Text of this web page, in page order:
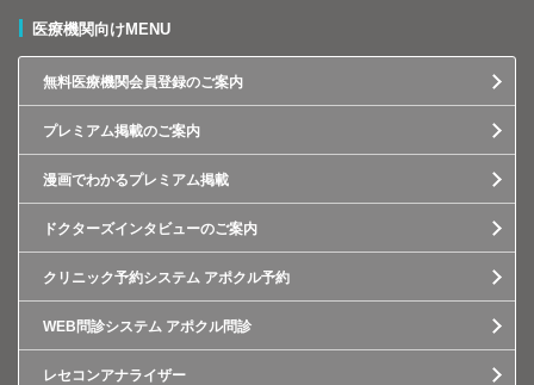
医療機関向けMENU
無料医療機関会員登録のご案内
プレミアム掲載のご案内
漫画でわかるプレミアム掲載
ドクターズインタビューのご案内
クリニック予約システム アポクル予約
WEB問診システム アポクル問診
レセコンアナライザー